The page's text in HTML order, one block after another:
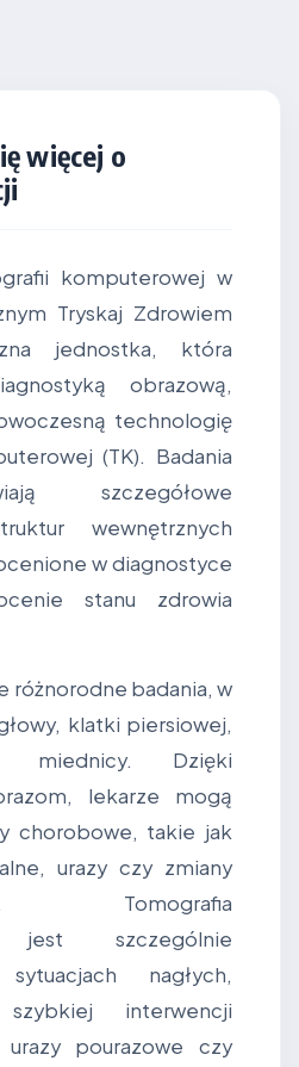
więcej o
komputerowej w
Tryskaj Zdrowiem
jednostka, która
obrazową,
technologię
(TK). Badania
szczegółowe
wewnętrznych
w diagnostyce
stanu zdrowia
różnorodne badania, w
klatki piersiowej,
miednicy. Dzięki
lekarze mogą
chorobowe, takie jak
urazy czy zmiany
Tomografia
jest szczególnie
nagłych,
szybkiej interwencji
pourazowe czy